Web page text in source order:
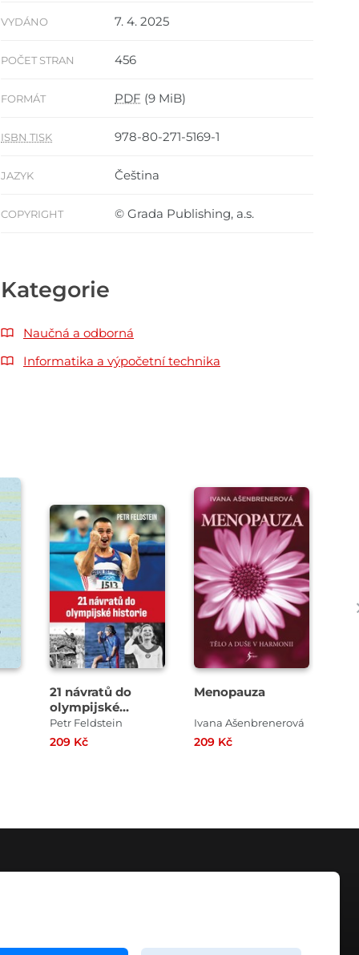
VYDÁNO 7. 4. 2025
POČET STRAN 456
FORMÁT PDF (9 MiB)
ISBN TISK 978-80-271-5169-1
JAZYK Čeština
COPYRIGHT © Grada Publishing, a.s.
Kategorie
Naučná a odborná
Informatika a výpočetní technika
21 návratů do
olympijské
historie
Petr Feldstein
209 Kč
Menopauza
Ivana Ašenbrenerová
209 Kč